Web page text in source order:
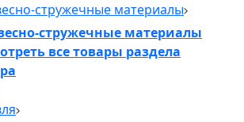
стружечные материалы
стружечные материалы
все товары раздела